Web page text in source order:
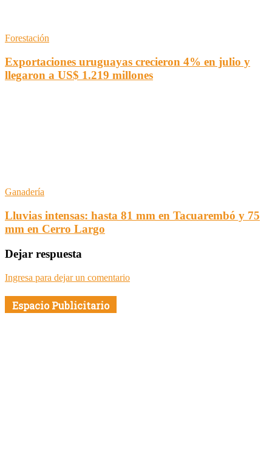
Forestación
Exportaciones uruguayas crecieron 4% en julio y
llegaron a US$ 1.219 millones
Ganadería
Lluvias intensas: hasta 81 mm en Tacuarembó y 75
mm en Cerro Largo
Dejar respuesta
Ingresa para dejar un comentario
Espacio Publicitario